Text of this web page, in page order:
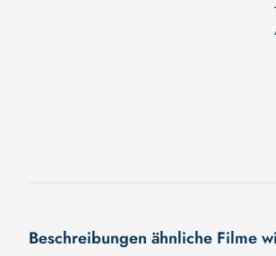
Beschreibungen ähnliche Filme